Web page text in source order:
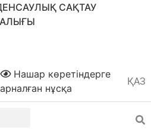
САҚТАУ
ҚАЗ
РУС
Нашар көретіндерге
арналған нұсқа